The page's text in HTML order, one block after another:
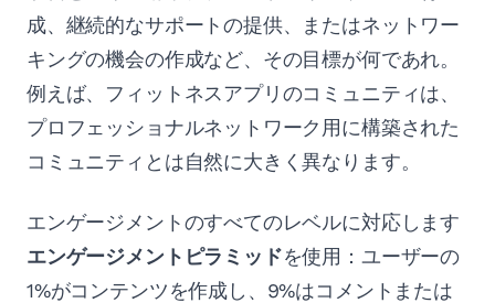
成、継続的なサポートの提供、またはネットワー
キングの機会の作成など、その目標が何であれ。
例えば、フィットネスアプリのコミュニティは、
プロフェッショナルネットワーク用に構築された
コミュニティとは自然に大きく異なります。
エンゲージメントのすべてのレベルに対応します
エンゲージメントピラミッドを使用：ユーザーの
1%がコンテンツを作成し、9%はコメントまたは